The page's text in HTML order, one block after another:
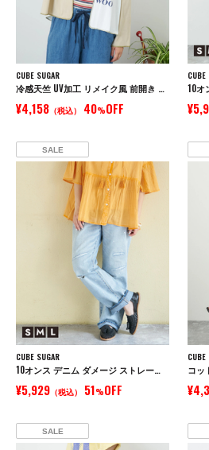
CUBE SUGAR
冷感天竺 UV加工 リメイク風 前開き パーカー
¥4,158 （税込） 40%OFF
CUBE
SALE
CUBE SUGAR
10オンス デニム ダメージ ストレート パンツ
¥5,929 （税込） 51%OFF
CUBE
SALE